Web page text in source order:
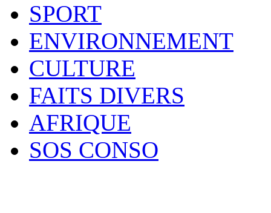
SPORT
ENVIRONNEMENT
CULTURE
FAITS DIVERS
AFRIQUE
SOS CONSO